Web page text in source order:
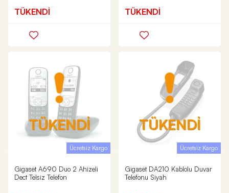
TÜKENDİ TÜKENDİ
TÜKENDİ
Ücretsiz Kargo
Gigaset A690 Duo 2 Ahizeli
Dect Telsiz Telefon
TÜKENDİ
Ücretsiz Kargo
Gigaset DA210 Kablolu Duvar
Telefonu Siyah